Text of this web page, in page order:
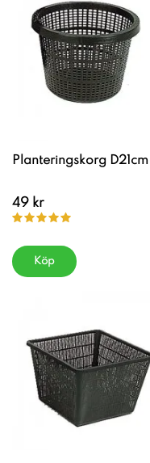
Planteringskorg D21cm
49 kr
Köp